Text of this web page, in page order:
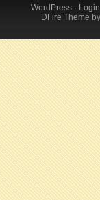
WordPress· Login
DFire Theme